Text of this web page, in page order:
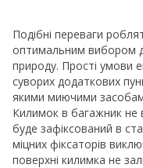
Подібні переваги
оптимальним вибором
природу. Прості умови
суворих додаткових
якими миючими
Килимок в багажник не
буде зафіксований в
міцних фіксаторів
поверхні килимка не